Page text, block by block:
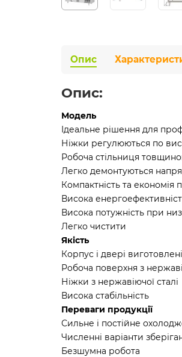
Опис
Опис:
Модель
Ідеальне рішення для
Ніжки регулюються по
Робоча стільниця
Легко демонтуються
Компактність та економія
Висока
Висока потужність при
Легко чистити
Якість
Корпус і двері
Робоча поверхня з
Ніжки з нержавіючої сталі
Висока стабільність
Переваги продукції
Сильне і постійне
Численні варіанти
Безшумна робота